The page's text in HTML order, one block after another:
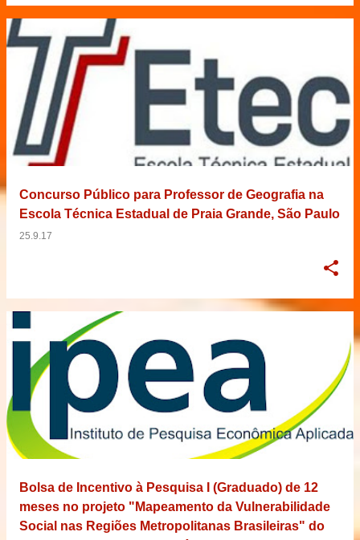
Concurso Público para Professor de Geografia na
Escola Técnica Estadual de Praia Grande, São Paulo
25.9.17
Bolsa de Incentivo à Pesquisa I (Graduado) de 12
meses no projeto "Mapeamento da Vulnerabilidade
Social nas Regiões Metropolitanas Brasileiras" do